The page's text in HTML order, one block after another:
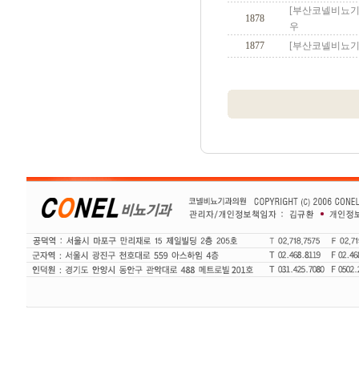
1878
[부산코넬비뇨
우
1877
[부산코넬비뇨